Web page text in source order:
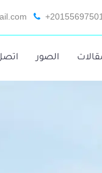
الصور